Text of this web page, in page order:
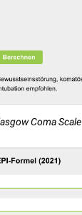
Coma Scale